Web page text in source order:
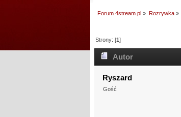
Forum 4stream.pl » Rozrywka»
Strony: [1]
Autor
Ryszard
Gość